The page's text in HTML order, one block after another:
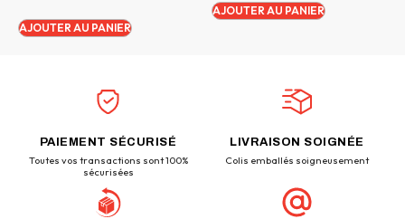
AJOUTER AU PANIER
AJOUTER AU PANIER
PAIEMENT SÉCURISÉ
Toutes vos transactions sont 100%
sécurisées
LIVRAISON SOIGNÉE
Colis emballés soigneusement